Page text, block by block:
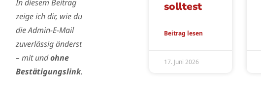
In diesem Beitrag
zeige ich dir, wie du
die Admin-E-Mail
zuverlässig änderst
– mit undohne
Bestätigungslink.
solltest
Beitrag lesen
17. Juni 2026